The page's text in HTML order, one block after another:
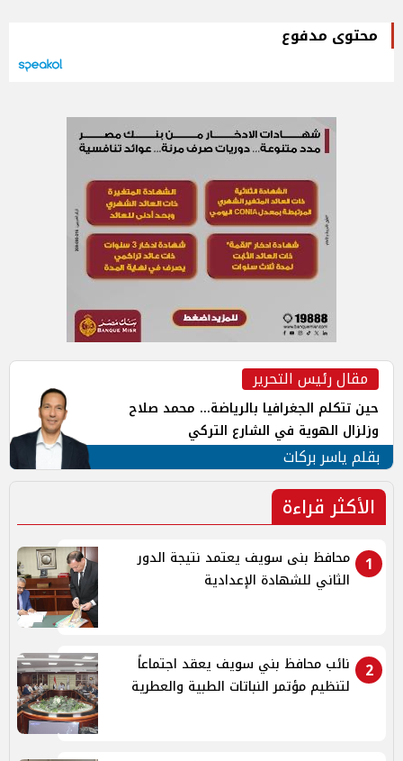
محتوى مدفوع
مقال رئيس التحرير
حين تتكلم الجغرافيا بالرياضة... محمد صلاح
وزلزال الهوية في الشارع التركي
بقلم ياسر بركات
الأكثر قراءة
1
محافظ بنى سويف يعتمد نتيجة الدور
الثاني للشهادة الإعدادية
2
نائب محافظ بني سويف يعقد اجتماعاً
لتنظيم مؤتمر النباتات الطبية والعطرية